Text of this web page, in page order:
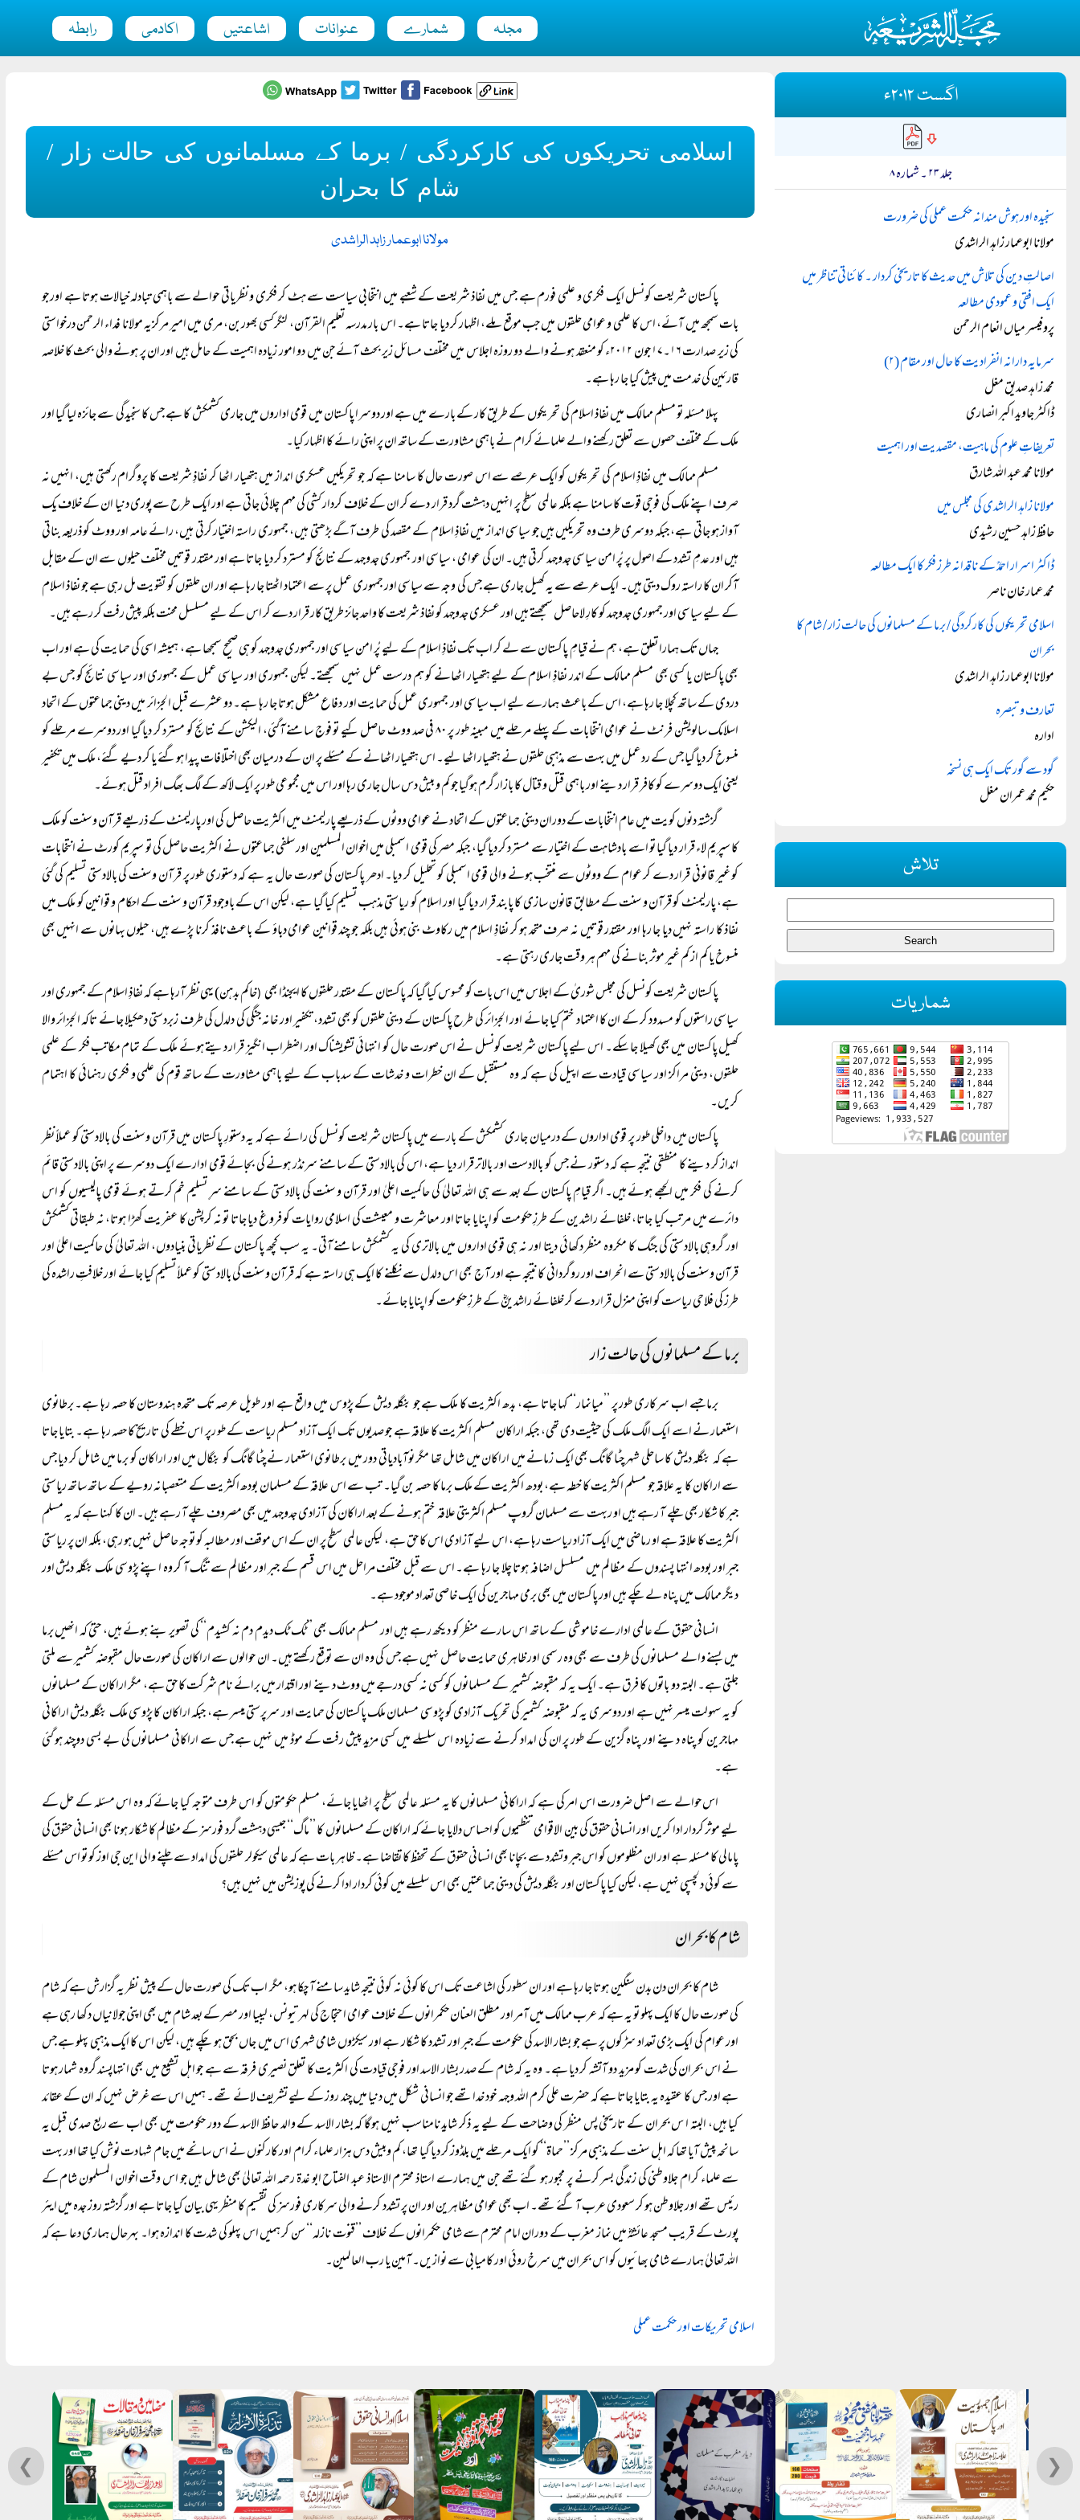
مجلہ شمارے عنوانات اشاعتیں اکادمی رابطہ
اسلامی تحریکوں کی کارکردگی / برما کے مسلمانوں کی حالت زار /
شام کا بحران
مولانا ابوعمار زاہد الراشدی
پاکستان شریعت کونسل ایک فکری و علمی فورم ہے جس میں نفاذ شریعت کے شعبے میں انتخابی سیاست سے ہٹ کر فکری و نظریاتی حوالے سے باہمی تبادلہ خیالات ہوتا ہے اور جو
بات سمجھ میں آئے، اس کا علمی و عوامی حلقوں میں جب موقع ملے، اظہار کر دیا جاتا ہے۔ اس بار مدرسہ تعلیم القرآن، لنگرکسی بھوربن، مری میں امیر مرکزیہ مولانا فداء الرحمن درخواستی
کی زیر صدارت ۱۶۔۱۷ جون ۲۰۱۲ء کو منعقد ہونے والے دو روزہ اجلاس میں مختلف مسائل زیر بحث آئے جن میں دو امور زیادہ اہمیت کے حامل ہیں اور ان پر ہونے والی بحث کا خلاصہ
قارئین کی خدمت میں پیش کیا جا رہا ہے۔
پہلا مسئلہ تو مسلم ممالک میں نفاذ اسلام کی تحریکوں کے طریق کار کے بارے میں ہے اور دوسرا پاکستان میں قومی اداروں میں جاری کشمکش کا ہے جس کا سنجیدگی سے جائزہ لیا گیا اور
ملک کے مختلف حصوں سے تعلق رکھنے والے علمائے کرام نے باہمی مشاورت کے ساتھ ان پر اپنی رائے کا اظہار کیا۔
مسلم ممالک میں نفاذِ اسلام کی تحریکوں کو ایک عرصے سے اس صورت حال کا سامنا ہے کہ جو تحریکیں عسکری انداز میں ہتھیار اٹھا کر نفاذِ شریعت کا پروگرام رکھتی ہیں، انہیں نہ
صرف اپنے ملک کی فوجی قوت کا سامنا ہے بلکہ عالمی سطح پر انہیں دہشت گرد قرار دے کر ان کے خلاف کردار کشی کی مہم چلائی جاتی ہے اور ایک طرح سے پوری دنیا ان کے خلاف یک
آواز ہو جاتی ہے، جبکہ دوسری طرف وہ تحریکیں ہیں جو سیاسی انداز میں نفاذِ اسلام کے مقصد کی طرف آگے بڑھتی ہیں، جمہوری راستہ اختیار کرتی ہیں، رائے عامہ اور ووٹ کو ذریعہ بناتی
ہیں اور عدمِ تشدد کے اصول پر پُر امن سیاسی جدوجہد کرتی ہیں۔ ان کی عوامی ، سیاسی اور جمہوری جدوجہد کے نتائج کو مسترد کر دیا جاتا ہے اور مقتدر قوتیں مختلف حیلوں سے ان کے مقابل
آکر ان کا راستہ روک دیتی ہیں۔ ایک عرصے سے یہ کھیل جاری ہے جس کی وجہ سے سیاسی اور جمہوری عمل پر سے اعتماد اٹھتا جا رہا ہے اور ان حلقوں کو تقویت مل رہی ہے جو نفاذ اسلام
کے لیے سیاسی اور جمہوری جدوجہد کو کارِ لاحاصل سمجھتے ہیں اور عسکری جدوجہد کو نفاذ شریعت کا واحد جائز طریق کار قرار دے کر اس کے لیے مسلسل محنت بلکہ پیش رفت کر رہے ہیں۔
جہاں تک ہمارا تعلق ہے، ہم نے قیامِ پاکستان سے لے کر اب تک نفاذِ اسلام کے لیے پُر امن سیاسی اور جمہوری جدوجہد کو ہی صحیح سمجھا ہے، ہمیشہ اسی کی حمایت کی ہے اور اب
بھی پاکستان یا کسی بھی مسلم ممالک کے اندر نفاذِ اسلام کے لیے ہتھیار اٹھانے کو ہم درست عمل نہیں سمجھتے۔ لیکن جمہوری اور سیاسی عمل کے جمہوری اور سیاسی نتائج کو جس بے
دردی کے ساتھ کچلا جا رہا ہے، اس کے باعث ہمارے لیے اب سیاسی اور جمہوری عمل کی حمایت اور دفاع مشکل ہوتا جا رہا ہے۔ دو عشرے قبل الجزائر میں دینی جماعتوں کے اتحاد
اسلامک سالویشن فرنٹ نے عوامی انتخابات کے پہلے مرحلے میں مبینہ طور پر ۸۰ فی صد ووٹ حاصل کیے تو فوج سامنے آگئی، الیکشن کے نتائج کو مسترد کر دیا گیا اور دوسرے مرحلے کو
منسوخ کر دیا گیا جس کے رد عمل میں بہت سے مذہبی حلقوں نے ہتھیار اٹھا لیے۔ اس ہتھیار اٹھانے کے مسئلے پر ان کے درمیان بھی اختلافات پیدا ہوگئے یا کر دیے گئے، ملک میں تکفیر
یعنی ایک دوسرے کو کافر قرار دینے اور باہمی قتل و قتال کا بازار گرم ہوگیا جو کم و بیش دس سال جاری رہا اور اس میں مجموعی طور پر ایک لاکھ کے لگ بھگ افراد قتل ہوئے۔
گزشتہ دنوں کویت میں عام انتخابات کے دوران دینی جماعتوں کے اتحاد نے عوامی ووٹوں کے ذریعے پارلیمنٹ میں اکثریت حاصل کی اور پارلیمنٹ کے ذریعے قرآن و سنت کو ملک
کا سپریم لاء قرار دیا گیا تو اسے بادشاہت کے اختیار سے مسترد کر دیا گیا، جبکہ مصر کی قومی اسمبلی میں اخوان المسلمین اور سلفی جماعتوں نے اکثریت حاصل کی تو سپریم کورٹ نے انتخابات
کو غیر قانونی قرار دے کر عوام کے ووٹوں سے منتخب ہونے والی قومی اسمبلی کو تحلیل کر دیا۔ ادھر پاکستان کی صورت حال یہ ہے کہ دستوری طور پر قرآن و سنت کی بالادستی تسلیم کی گئی
ہے، پارلیمنٹ کو قرآن و سنت کے مطابق قانون سازی کا پابند قرار دیا گیا اور اسلام کو ریاستی مذہب تسلیم کیا گیا ہے، لیکن اس کے باوجود قرآن و سنت کے احکام و قوانین کو ملک میں
نفاذ کا راستہ نہیں دیا جا رہا اور مقتدر قوتیں نہ صرف متحد ہو کر نفاذِ اسلام میں رکاوٹ بنی ہوئی ہیں بلکہ جو چند قوانین عوامی دباؤ کے باعث نافذ کرنا پڑے ہیں، حیلوں بہانوں سے انہیں بھی
منسوخ یا کم از کم غیر موثر بنانے کی مہم ہر وقت جاری رہتی ہے۔
پاکستان شریعت کونسل کی مجلس شوریٰ کے اجلاس میں اس بات کو محسوس کیا گیا کہ پاکستان کے مقتدر حلقوں کا ایجنڈا بھی (خاکم بدہن) یہی نظر آرہا ہے کہ نفاذِ اسلام کے جمہوری اور
سیاسی راستوں کو مسدود کر کے ان کا اعتماد ختم کیا جائے اور الجزائر کی طرح پاکستان کے دینی حلقوں کو بھی تشدد، تکفیر اور خانہ جنگی کی دلدل کی طرف زبردستی دھکیلا جائے تاکہ الجزائر والا
کھیل پاکستان میں بھی کھیلا جا سکے۔ اس لیے پاکستان شریعت کونسل نے اس صورت حال کو انتہائی تشویشناک اور اضطراب انگیز قرار دیتے ہوئے ملک کے تمام مکاتب فکر کے علمی
حلقوں، دینی مراکز اور سیاسی قیادت سے اپیل کی ہے کہ وہ مستقبل کے ان خطرات و خدشات کے سدباب کے لیے باہمی مشاورت کے ساتھ قوم کی علمی و فکری رہنمائی کا اہتمام
کریں۔
پاکستان میں داخلی طور پر قومی اداروں کے درمیان جاری کشمکش کے بارے میں پاکستان شریعت کونسل کی رائے ہے کہ یہ دستورِ پاکستان میں قرآن و سنت کی بالادستی کو عملاً نظر
انداز کر دینے کا منطقی نتیجہ ہے کہ دستور نے جس کو بالادست اور بالاتر قرار دیا ہے، اس کی بالادستی کے سامنے سرنڈر ہونے کی بجائے قومی ادارے ایک دوسرے پر اپنی بالادستی قائم
کرنے کی فکر میں الجھے ہوئے ہیں۔ اگر قیامِ پاکستان کے بعد سے ہی اللہ تعالیٰ کی حاکمیت اعلیٰ اور قرآن و سنت کی بالادستی کے سامنے سرِ تسلیم خم کرتے ہوئے قومی پالیسیوں کو اس
دائرے میں مرتب کیا جاتا، خلفائے راشدین کے طرزِ حکومت کو اپنایا جاتا اور معاشرت و معیشت کی اسلامی روایات کو فروغ دیا جاتا تو نہ کرپشن کا عفریت کھڑا ہوتا، نہ طبقاتی کشمکش
اور گروہی بالادستی کی جنگ کا مکروہ منظر دکھائی دیتا اور نہ ہی قومی اداروں میں بالاتری کی یہ کشمکش سامنے آتی۔ یہ سب کچھ پاکستان کے نظریاتی بنیادوں، اللہ تعالیٰ کی حاکمیت اعلیٰ اور
قرآن و سنت کی بالادستی سے انحراف اور روگردانی کا نتیجہ ہے اور آج بھی اس دلدل سے نکلنے کا ایک ہی راستہ ہے کہ قرآن و سنت کی بالادستی کو عملاً تسلیم کیا جائے اور خلافتِ راشدہ کی
طرز کی فلاحی ریاست کو اپنی منزل قرار دے کر خلفائے راشدینؓ کے طرزِ حکومت کو اپنایا جائے۔
برما کے مسلمانوں کی حالت زار
برما جسے اب سرکاری طور پر ’’میانمار‘‘ کہا جاتا ہے، بدھ اکثریت کا ملک ہے جو بنگلہ دیش کے پڑوس میں واقع ہے اور طویل عرصہ تک متحدہ ہندوستان کا حصہ رہا ہے۔ برطانوی
استعمار نے اسے ایک الگ ملک کی حیثیت دی تھی، جبکہ اراکان مسلم اکثریت کا علاقہ ہے جو صدیوں تک ایک آزاد مسلم ریاست کے طو رپر اس خطے کی تاریخ کا حصہ رہا ہے۔ بتایا جاتا
ہے کہ بنگلہ دیش کا ساحلی شہر چٹا گانگ بھی ایک زمانے میں اراکان میں شامل تھا مگر نوآبادیاتی دور میں برطانوی استعمار نے چٹا گانگ کو بنگال میں اور اراکان کو برما میں شامل کر دیا جس
سے اراکان کا یہ علاقہ جو مسلم اکثریت کا خطہ ہے، بودھ اکثریت کے ملک برما کا حصہ بن گیا۔ تب سے اس علاقہ کے مسلمان بودھ اکثریت کے متعصبانہ رویے کے ساتھ ساتھ ریاستی
جبر کا شکار بھی چلے آ رہے ہیں او ربہت سے مسلمان گروپ مسلم اکثریتی علاقہ ختم ہونے کے بعد اراکان کی آزادی جدوجہد میں بھی مصروف چلے آ رہے ہیں۔ ان کا کہنا ہے کہ یہ مسلم
اکثریت کا علاقہ ہے او رماضی میں ایک آزاد ریاست رہا ہے، اس لیے آزادی اس کا حق ہے، لیکن عالمی سطح پر ان کے اس موقف اور مطالبہ کو توجہ حاصل نہیں ہو رہی، بلکہ ان پر ریاستی
جبر اور بودھ انتہا پسندوں کے مظالم میں مسلسل اضافہ ہوتا چلا جا رہا ہے۔ اس سے قبل مختلف مراحل میں اس قسم کے جبر اور مظالم سے تنگ آ کر وہ اپنے پڑوسی ملک بنگلہ دیش اور
دیگر ممالک میں پناہ لے چکے ہیں اور پاکستان میں بھی برمی مہاجرین کی ایک خاصی تعداد موجود ہے۔
انسانی حقوق کے عالمی ادارے خاموشی کے ساتھ اس سارے منظر کو دیکھ رہے ہیں اور مسلم ممالک بھی ’’ٹک ٹک دیدم دم نہ کشیدم‘‘ کی تصویر بنے ہوئے ہیں، حتیٰ کہ انھیں برما
میں بسنے والے مسلمانوں کی طرف سے بھی وہ رسمی اور ظاہری حمایت حاصل نہیں ہے جس کی وہ ان سے توقع رکھتے ہیں۔ ان حوالوں سے اراکان کی صورت حال مقبوضہ کشمیر سے ملتی
جلتی ہے۔ البتہ دو باتوں کا فرق ہے۔ ایک یہ کہ مقبوضہ کشمیر کے مسلمانوں کو کسی نہ کسی درجے میں ووٹ دینے اور اقتدار میں برائے نام شرکت کا حق ہے، مگر اراکان کے مسلمانوں
کو یہ سہولت میسر نہیں ہے اور دوسری یہ کہ مقبوضہ کشمیر کی تحریک آزادی کو پڑوسی مسلمان ملک پاکستان کی حمایت اور سرپرستی میسر ہے، جبکہ اراکان کا پڑوسی ملک بنگلہ دیش اراکانی
مہاجرین کو پناہ دینے اور پناہ گزین کے طور پر ان کی امداد کرنے سے زیادہ اس سلسلے میں کسی مزید پیش رفت کے موڈ میں نہیں ہے جس سے اراکانی مسلمانوں کی بے بسی دوچند ہو گئی
ہے۔
اس حوالے سے اصل ضرورت اس امر کی ہے کہ اراکانی مسلمانوں کا یہ مسئلہ عالمی سطح پر اٹھایا جائے، مسلم حکومتوں کو اس طرف متوجہ کیا جائے کہ وہ اس مسئلہ کے حل کے
لیے موثر کردار ادا کریں اور انسانی حقوق کی بین الاقوامی تنظیموں کو احساس دلایا جائے کہ اراکان کے مسلمانوں کا ’’ماگ‘‘ جیسی دہشت گرد فورسز کے مظالم کا شکار ہونا بھی انسانی حقوق کی
پامالی کا مسئلہ ہے اور ان مظلوموں کو اس جبر وتشدد سے بچانا بھی انسانی حقوق کے تحفظ کا تقاضا ہے۔ ظاہر بات ہے کہ عالمی سیکولر حلقوں کی امداد سے چلنے والی این جی اوز کو تو اس مسئلے
سے کوئی دلچسپی نہیں ہے، لیکن کیا پاکستان اور بنگلہ دیش کی دینی جماعتیں بھی اس سلسلے میں کوئی کردار ادا کرنے کی پوزیشن میں نہیں ہیں؟
شام کا بحران
شام کا بحران دن بدن سنگین ہوتا جا رہا ہے اور ان سطور کی اشاعت تک اس کا کوئی نہ کوئی نتیجہ شاید سامنے آ چکا ہو، مگر اب تک کی صورت حال کے پیش نظر یہ گزارش ہے کہ شام
کی صورت حال کا ایک پہلو تو یہ ہے کہ عرب ممالک میں آمر اور مطلق العنان حکمرانوں کے خلاف عوامی احتجاج کی لہر تیونس، لیبیا اور مصر کے بعد شام میں بھی اپنی جولانیاں دکھا رہی ہے
اور عوام کی ایک بڑی تعداد سڑکوں پر ہے جو بشار الاسد کی حکومت کے جبر اور تشدد کا شکار ہے اور سیکڑوں شامی شہری اس میں جاں بحق ہو چکے ہیں، لیکن اس کا ایک مذہبی پہلو ہے جس
نے اس بحران کی شدت کو مزید دو آتشہ کر دیا ہے۔ وہ یہ کہ شام کے صدر بشار الاسد اور فوجی قیادت کی اکثریت کا تعلق نصیری فرقہ سے ہے جو اہل تشیع میں بھی انتہاپسند گروہ شمار ہوتا
ہے اور جس کا عقیدہ یہ بتایا جاتا ہے کہ حضرت علی کرم اللہ وجہہ خود خدا تھے جو انسانی شکل میں دنیا میں چند روز کے لیے تشریف لائے تھے۔ ہمیں اس سے غرض نہیں کہ ان کے عقائد
کیا ہیں، البتہ ا س بحران کے تاریخی پس منظر کی وضاحت کے لیے یہ ذکر شاید نامناسب نہیں ہوگا کہ بشار الاسد کے والد حافظ الاسد کے دور حکومت میں بھی اب سے ربع صدی قبل یہ
سانحہ پیش آیا تھا کہ اہل سنت کے مذہبی مرکز ’’حماۃ‘‘ کو ایک مرحلے میں بلڈوز کر دیا گیا تھا، کم وبیش دس ہزار علماء کرام اور کارکنوں نے اس سانحے میں جام شہادت نوش کیا تھا اور بہت
سے علماء کرام جلاوطنی کی زندگی بسر کرنے پر مجبور ہو گئے تھے جن میں ہمارے استاذ محترم الاستاذ عبد الفتاح ابو غدۃ رحمہ اللہ تعالیٰ بھی شامل ہیں جو اس وقت اخوان المسلمون شام کے
رئیس تھے اور جلاوطن ہو کر سعودی عرب آ گئے تھے۔ اب بھی عوامی مظاہرین اور ان پر تشدد کرنے والی سرکاری فورسز کی تقسیم کا منظر یہی بیان کیا جاتا ہے اور گزشتہ روز جدہ میں ایئر
پورٹ کے قریب مسجد عائشہؓ میں نماز مغرب کے دوران امام محترم سے شامی حکمرانوں کے خلاف ’’قنوت نازلہ‘‘ سن کر ہمیں اس پہلو کی شدت کا اندازہ ہوا۔ بہرحال ہماری دعا ہے کہ
اللہ تعالیٰ ہمارے شامی بھائیوں کو اس بحران میں سرخ روئی اور کامیابی سے نوازیں۔ آمین یا رب العالمین۔
اسلامی تحریکات اور حکمت عملی
اگست ۲۰۱۲ء
جلد ۲۳ ۔ شمارہ ۸
سنجیدہ اور ہوش مندانہ حکمت عملی کی ضرورت
مولانا ابوعمار زاہد الراشدی
اصالتِ دین کی تلاش میں حدیث کا تاریخی کردار ۔ کائناتی تناظر میں
ایک افقی و عمودی مطالعہ
پروفیسر میاں انعام الرحمن
سرمایہ دارانہ انفرادیت کا حال اور مقام (۲)
محمد زاہد صدیق مغل
ڈاکٹر جاوید اکبر انصاری
تعریفاتِ علوم کی ماہیت، مقصدیت اور اہمیت
مولانا محمد عبد اللہ شارق
مولانا زاہد الراشدی کی مجلس میں
حافظ زاہد حسین رشیدی
ڈاکٹر اسرار احمدؒ کے ناقدانہ طرز فکر کا ایک مطالعہ
محمد عمار خان ناصر
اسلامی تحریکوں کی کارکردگی / برما کے مسلمانوں کی حالت زار / شام کا
بحران
مولانا ابوعمار زاہد الراشدی
تعارف و تبصرہ
ادارہ
گود سے گور تک ایک ہی نسخہ
حکیم محمد عمران مغل
تلاش
شماریات
❮ ❯